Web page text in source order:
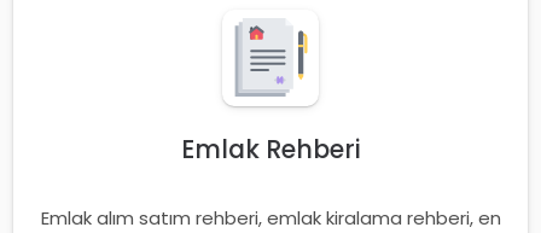
Emlak Rehberi
Emlak alım satım rehberi, emlak kiralama rehberi, en